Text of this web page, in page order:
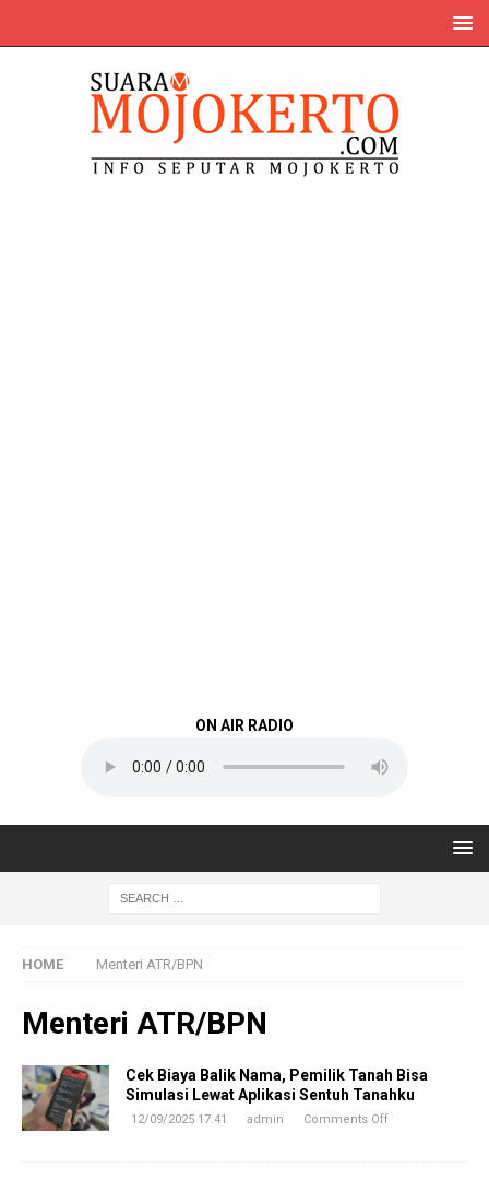
ON AIR RADIO
HOME Menteri ATR/BPN
Menteri ATR/BPN
Cek Biaya Balik Nama, Pemilik Tanah Bisa
Simulasi Lewat Aplikasi Sentuh Tanahku
12/09/2025 17:41 admin Comments Off